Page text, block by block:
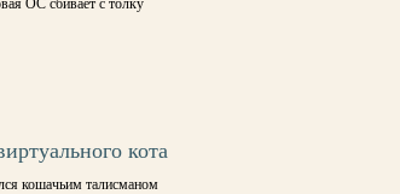
ОС сбивает с толку
кота
кошачьим талисманом